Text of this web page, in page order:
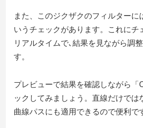
また、このジクザクのフィルターに
いうチェックがあります。これにチ
リアルタイムで､結果を見ながら調
す。
プレビューで結果を確認しながら「
ックしてみましょう。直線だけでは
曲線パスにも適用できるので便利で